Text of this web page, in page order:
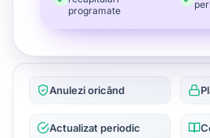
programate
Anulezi oricând
Actualizat periodic